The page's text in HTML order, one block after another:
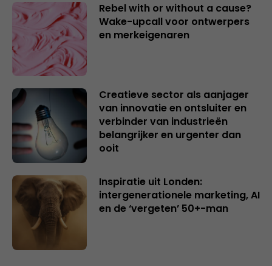
Rebel with or without a cause?
Wake-upcall voor ontwerpers
en merkeigenaren
Creatieve sector als aanjager
van innovatie en ontsluiter en
verbinder van industrieën
belangrijker en urgenter dan
ooit
Inspiratie uit Londen:
intergenerationele marketing, AI
en de ‘vergeten’ 50+-man